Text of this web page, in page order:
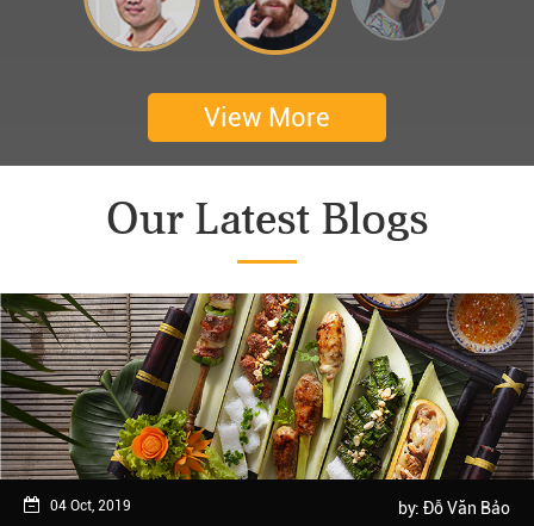
꽃다발과 맛있는 케잌으로 깜짝 파티를 만들어 주
셨어요. 어머니께서 큰 감동을 받으셨답니다. 멋진
추억을 만들어 주신 몽쉐리 크루즈와 Darian
Culbert께 감사드려요 ^^
Thanks for giving my family good services.
I hope you are happy everyday.
Have a nice day.
Ngày trải nghiệm: tháng 2 năm 2019
View More
Our Latest Blogs
04 Oct, 2019 by: Đỗ Văn Bảo